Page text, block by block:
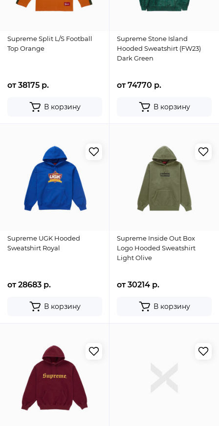
Supreme Split L/S Football
Top Orange
от 38175 р.
В корзину
Supreme Stone Island
Hooded Sweatshirt (FW23)
Dark Green
от 74770 р.
В корзину
Supreme UGK Hooded
Sweatshirt Royal
от 28683 р.
В корзину
Supreme Inside Out Box
Logo Hooded Sweatshirt
Light Olive
от 30214 р.
В корзину